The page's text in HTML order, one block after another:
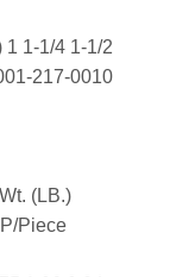
1-1/4 1-1/2
217-0010
(LB.)
Piece